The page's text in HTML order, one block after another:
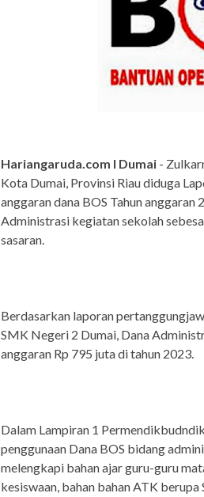
Hariangaruda.com I Dumai -
Kota Dumai, Provinsi Riau diduga
anggaran dana BOS Tahun
Administrasi kegiatan sekolah
sasaran.
Berdasarkan laporan
SMK Negeri 2 Dumai, Dana
anggaran Rp 795 juta di tahun 2023.
Dalam Lampiran 1
penggunaan Dana BOS bidang
melengkapi bahan ajar guru-guru
kesiswaan, bahan bahan ATK